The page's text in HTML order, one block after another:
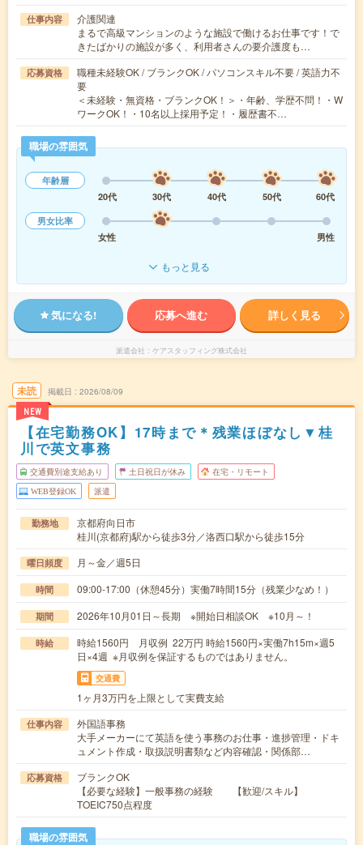
仕事内容
介護関連
まるで高級マンションのような施設で働けるお仕事です！で
きたばかりの施設が多く、利用者さんの要介護度も…
応募資格
職種未経験OK / ブランクOK / パソコンスキル不要 / 英語力不
要
＜未経験・無資格・ブランクOK！＞・年齢、学歴不問！・W
ワークOK！・10名以上採用予定！・履歴書不…
職場の雰囲気
年齢層
20代
30代 40代 50代
60代
男女比率
女性
男性
もっと見る
気になる! 応募へ進む 詳しく見る
派遣会社 ケアスタッフィング株式会社
未読
NEW
掲載日 2026/08/09
【在宅勤務OK】17時まで＊残業ほぼなし▼桂
川で英文事務
交通費別途支給あり 土日祝日が休み 在宅・リモート
WEB登録OK 派遣
勤務地
京都府向日市
桂川(京都府)駅から徒歩3分／洛西口駅から徒歩15分
曜日頻度 月～金／週5日
時間 09:00-17:00（休憩45分）実働7時間15分（残業少なめ！）
期間 2026年10月01日～長期 ※開始日相談OK ※10月～！
時給
時給1560円 月収例 22万円 時給1560円×実働7h15m×週5
日×4週 ※月収例を保証するものではありません。
交通費
1ヶ月3万円を上限として実費支給
仕事内容
外国語事務
大手メーカーにて英語を使う事務のお仕事・進捗管理・ドキ
ュメント作成・取扱説明書類など内容確認・関係部…
応募資格
ブランクOK
【必要な経験】一般事務の経験 【歓迎/スキル】
TOEIC750点程度
職場の雰囲気